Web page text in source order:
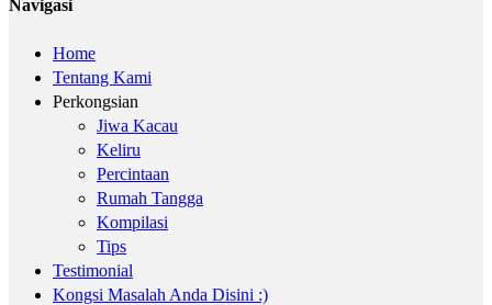
Navigasi
Home
Tentang Kami
Perkongsian
Jiwa Kacau
Keliru
Percintaan
Rumah Tangga
Kompilasi
Tips
Testimonial
Kongsi Masalah Anda Disini :)